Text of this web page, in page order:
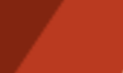
amélioration de la